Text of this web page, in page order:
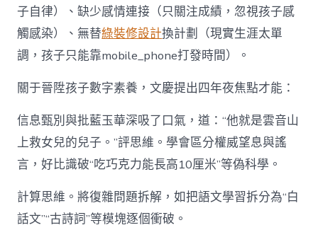
子自律）、缺少感情連接（只關注成績，忽視孩子感
觸感染）、無替綠裝修設計換計劃（現實生涯太單
調，孩子只能靠mobile_phone打發時間）。
關于晉陞孩子數字素養，文慶提出四年夜焦點才能：
信息甄別與批藍玉華深吸了口氣，道：“他就是雲音山
上救女兒的兒子。”評思維。學會區分權威望息與謠
言，好比識破“吃巧克力能長高10厘米”等偽科學。
計算思維。將復雜問題拆解，如把語文學習拆分為“白
話文”“古詩詞”等模塊逐個衝破。